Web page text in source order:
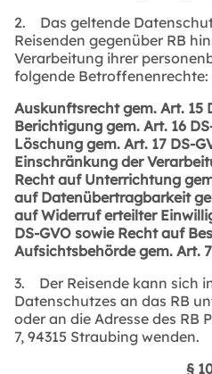
2. Das geltende
Reisenden gegenüber RB
Verarbeitung ihrer
folgende Betroffenenrechte:
Auskunftsrecht gem. Art. 15
Berichtigung gem. Art. 16
Löschung gem. Art. 17 DS-
Einschränkung der
Recht auf Unterrichtung
auf Datenübertragbarkeit
auf Widerruf erteilter
DS-GVO sowie Recht auf
Aufsichtsbehörde gem. Art.
3. Der Reisende kann sich
Datenschutzes an das RB
oder an die Adresse des RB
7, 94315 Straubing wenden.
§